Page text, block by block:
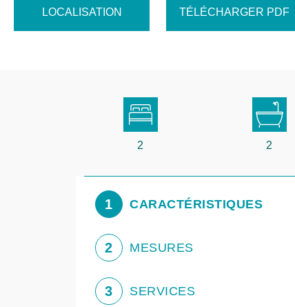
LOCALISATION TÉLÉCHARGER PDF
2 2
1 CARACTÉRISTIQUES
2 MESURES
3 SERVICES